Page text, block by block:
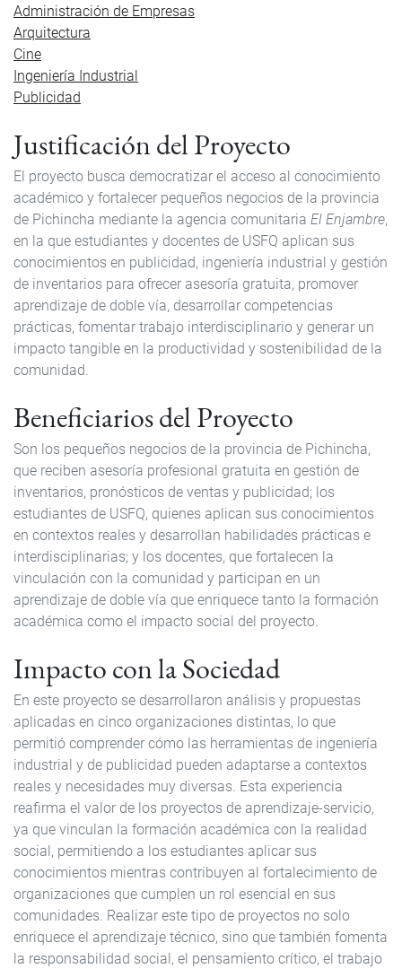
Administración de Empresas
Arquitectura
Cine
Ingeniería Industrial
Publicidad
Justificación del Proyecto
El proyecto busca democratizar el acceso al conocimiento
académico y fortalecer pequeños negocios de la provincia
de Pichincha mediante la agencia comunitaria El Enjambre,
en la que estudiantes y docentes de USFQ aplican sus
conocimientos en publicidad, ingeniería industrial y gestión
de inventarios para ofrecer asesoría gratuita, promover
aprendizaje de doble vía, desarrollar competencias
prácticas, fomentar trabajo interdisciplinario y generar un
impacto tangible en la productividad y sostenibilidad de la
comunidad.
Beneficiarios del Proyecto
Son los pequeños negocios de la provincia de Pichincha,
que reciben asesoría profesional gratuita en gestión de
inventarios, pronósticos de ventas y publicidad; los
estudiantes de USFQ, quienes aplican sus conocimientos
en contextos reales y desarrollan habilidades prácticas e
interdisciplinarias; y los docentes, que fortalecen la
vinculación con la comunidad y participan en un
aprendizaje de doble vía que enriquece tanto la formación
académica como el impacto social del proyecto.
Impacto con la Sociedad
En este proyecto se desarrollaron análisis y propuestas
aplicadas en cinco organizaciones distintas, lo que
permitió comprender cómo las herramientas de ingeniería
industrial y de publicidad pueden adaptarse a contextos
reales y necesidades muy diversas. Esta experiencia
reafirma el valor de los proyectos de aprendizaje-servicio,
ya que vinculan la formación académica con la realidad
social, permitiendo a los estudiantes aplicar sus
conocimientos mientras contribuyen al fortalecimiento de
organizaciones que cumplen un rol esencial en sus
comunidades. Realizar este tipo de proyectos no solo
enriquece el aprendizaje técnico, sino que también fomenta
la responsabilidad social, el pensamiento crítico, el trabajo